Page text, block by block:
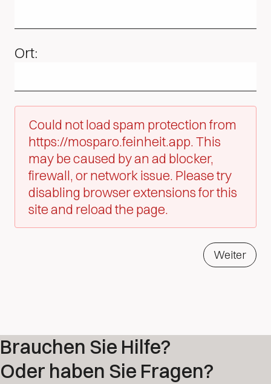
Ort:
Could not load spam protection from
https://mosparo.feinheit.app. This
may be caused by an ad blocker,
firewall, or network issue. Please try
disabling browser extensions for this
site and reload the page.
Weiter
Brauchen Sie Hilfe?
Oder haben Sie Fragen?